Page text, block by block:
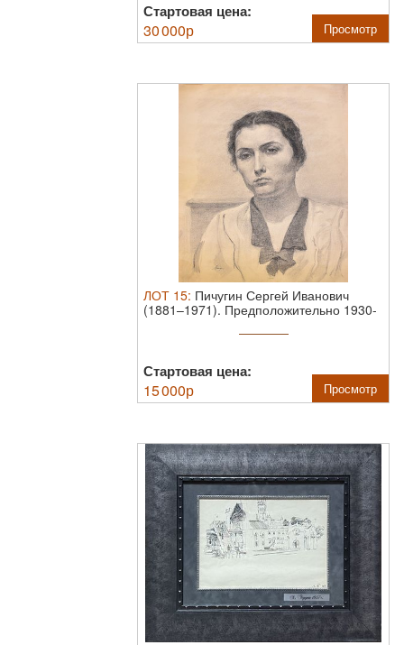
Стартовая цена:
30 000р Просмотр
ЛОТ 15: Пичугин Сергей Иванович
(1881–1971). Предположительно 1930-
Стартовая цена:
15 000р Просмотр